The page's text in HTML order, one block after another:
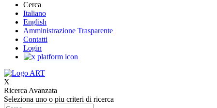
Cerca
Italiano
English
Amministrazione Trasparente
Contatti
Login
X
Ricerca Avanzata
Seleziona uno o piu criteri di ricerca